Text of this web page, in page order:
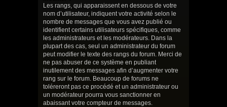
Les rangs, qui apparaissent en dessous de votre
nom d’utilisateur, indiquent votre activité selon le
nombre de messages que vous avez publié ou
identifient certains utilisateurs spécifiques, comme
les administrateurs et les modérateurs. Dans la
plupart des cas, seul un administrateur du forum
peut modifier le texte des rangs du forum. Merci de
ne pas abuser de ce système en publiant
inutilement des messages afin d’augmenter votre
rang sur le forum. Beaucoup de forums ne
toléreront pas ce procédé et un administrateur ou
un modérateur pourra vous sanctionner en
abaissant votre compteur de messages.